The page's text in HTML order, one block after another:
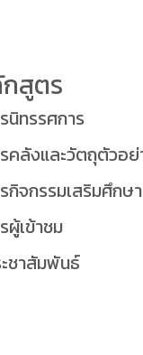
สูตร
นิทรรศการ
คลังและวัตถุตัวอ
กิจกรรมเสริมศึกษา
ผู้เข้าชม
ชาสัมพันธ์